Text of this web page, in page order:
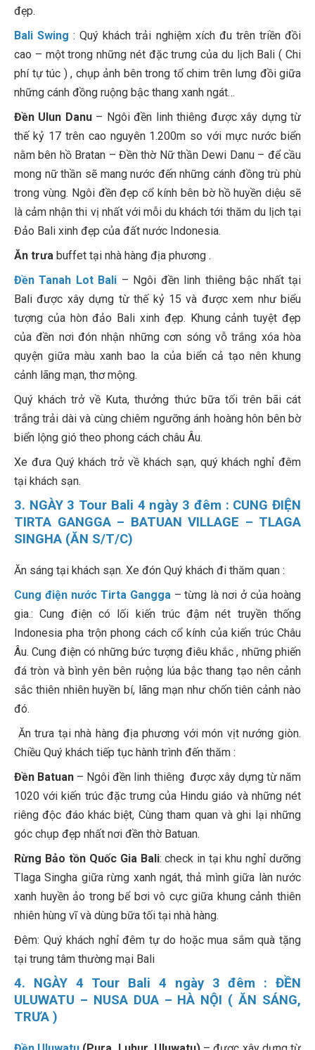
đẹp.
Bali Swing : Quý khách trải nghiệm xích đu trên triền đồi
cao – một trong những nét đặc trưng của du lịch Bali ( Chi
phí tự túc ) , chụp ảnh bên trong tổ chim trên lưng đồi giữa
những cánh đồng ruộng bậc thang xanh ngát…
Đền Ulun Danu– Ngôi đền linh thiêng được xây dựng từ
thế kỷ 17 trên cao nguyên 1.200m so với mực nước biển
nằm bên hồ Bratan – Đền thờ Nữ thần Dewi Danu – để cầu
mong nữ thần sẽ mang nước đến những cánh đồng trù phù
trong vùng. Ngôi đền đẹp cổ kính bên bờ hồ huyền diệu sẽ
là cảm nhận thi vị nhất với mỗi du khách tới thăm du lịch tại
Đảo Bali xinh đẹp của đất nước Indonesia.
Ăn trưa buffet tại nhà hàng địa phương .
Đền Tanah Lot Bali – Ngôi đền linh thiêng bậc nhất tại
Bali được xây dựng từ thế kỷ 15 và được xem như biểu
tượng của hòn đảo Bali xinh đẹp. Khung cảnh tuyệt đẹp
của đền nơi đón nhận những cơn sóng vỗ trắng xóa hòa
quyện giữa màu xanh bao la của biển cả tạo nên khung
cảnh lãng mạn, thơ mộng.
Quý khách trở về Kuta, thưởng thức bữa tối trên bãi cát
trắng trải dài và cùng chiêm ngưỡng ánh hoàng hôn bên bờ
biển lộng gió theo phong cách châu Âu.
Xe đưa Quý khách trở về khách sạn, quý khách nghỉ đêm
tại khách sạn.
3. NGÀY 3 Tour Bali 4 ngày 3 đêm : CUNG ĐIỆN
TIRTA GANGGA – BATUAN VILLAGE – TLAGA
SINGHA (ĂN S/T/C)
Ăn sáng tại khách sạn. Xe đón Quý khách đi thăm quan :
Cung điện nước Tirta Gangga – từng là nơi ở của hoàng
gia.: Cung điện có lối kiến trúc đậm nét truyền thống
Indonesia pha trộn phong cách cổ kính của kiến trúc Châu
Âu. Cung điện có những bức tượng điêu khắc , những phiến
đá tròn và bình yên bên ruộng lúa bậc thang tạo nên cảnh
sắc thiên nhiên huyền bí, lãng mạn như chốn tiên cảnh nào
đó.
Ăn trưa tại nhà hàng địa phương với món vịt nướng giòn.
Chiều Quý khách tiếp tục hành trình đến thăm :
Đền Batuan – Ngôi đền linh thiêng được xây dựng từ năm
1020 với kiến trúc đặc trưng của Hindu giáo và những nét
riêng độc đáo khác biệt, Cùng tham quan và ghi lại những
góc chụp đẹp nhất nơi đền thờ Batuan.
Rừng Bảo tồn Quốc Gia Bali: check in tại khu nghỉ dưỡng
Tlaga Singha giữa rừng xanh ngát, thả mình giữa làn nước
xanh huyền ảo trong bể bơi vô cực giữa khung cảnh thiên
nhiên hùng vĩ và dùng bữa tối tại nhà hàng.
Đêm: Quý khách nghỉ đêm tự do hoặc mua sắm quà tặng
tại trung tâm thường mại Bali
4. NGÀY 4 Tour Bali 4 ngày 3 đêm : ĐỀN
ULUWATU – NUSA DUA – HÀ NỘI ( ĂN SÁNG,
TRƯA )